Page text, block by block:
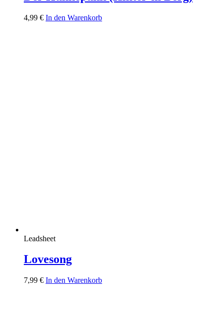
4,99 € In den Warenkorb
Leadsheet
Lovesong
7,99 € In den Warenkorb